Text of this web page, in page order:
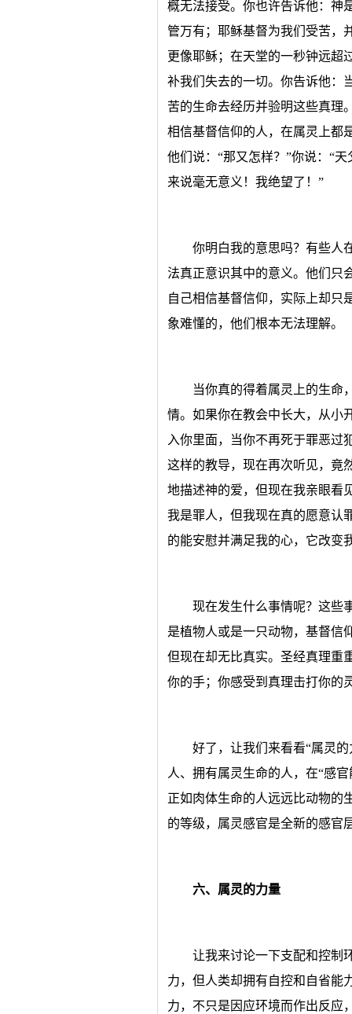
概无法接受。你也许告诉他：神
管万有；耶稣基督为我们受苦，
更像耶稣；在天堂的一秒钟远超
补我们失去的一切。你告诉他：
苦的生命去经历并验明这些真理
相信基督信仰的人，在属灵上都
他们说：“那又怎样？”你说：“
来说毫无意义！我绝望了！”
你明白我的意思吗？有些人
法真正意识其中的意义。他们只
自己相信基督信仰，实际上却只
象难懂的，他们根本无法理解。
当你真的得着属灵上的生命
情。如果你在教会中长大，从小
入你里面，当你不再死于罪恶过
这样的教导，现在再次听见，竟
地描述神的爱，但现在我亲眼看
我是罪人，但我现在真的愿意认
的能安慰并满足我的心，它改变
现在发生什么事情呢？这些
是植物人或是一只动物，基督信
但现在却无比真实。圣经真理重
你的手；你感受到真理击打你的
好了，让我们来看看“属灵
人、拥有属灵生命的人，在“感
正如肉体生命的人远远比动物的
的等级，属灵感官是全新的感官
六、属灵的力量
让我来讨论一下支配和控制
力，但人类却拥有自控和自省能
力，不只是因应环境而作出反应